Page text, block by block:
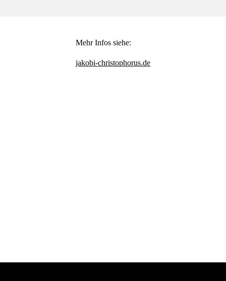
Mehr Infos siehe:
jakobi-christophorus.de